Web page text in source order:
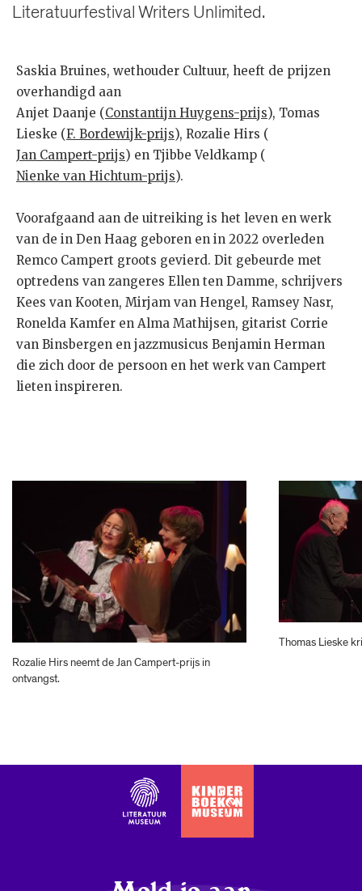
Literatuurfestival Writers Unlimited.
Saskia Bruines, wethouder Cultuur, heeft de prijzen
overhandigd aan
Anjet Daanje (Constantijn Huygens-prijs), Tomas
Lieske (F. Bordewijk-prijs), Rozalie Hirs (
Jan Campert-prijs) en Tjibbe Veldkamp (
Nienke van Hichtum-prijs).
Voorafgaand aan de uitreiking is het leven en werk
van de in Den Haag geboren en in 2022 overleden
Remco Campert groots gevierd. Dit gebeurde met
optredens van zangeres Ellen ten Damme, schrijvers
Kees van Kooten, Mirjam van Hengel, Ramsey Nasr,
Ronelda Kamfer en Alma Mathijsen, gitarist Corrie
van Binsbergen en jazzmusicus Benjamin Herman
die zich door de persoon en het werk van Campert
lieten inspireren.
Rozalie Hirs neemt de Jan Campert-prijs in
ontvangst.
Thomas Lieske